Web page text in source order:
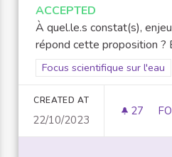
ACCEPTED
À quel.le.s constat(s),
répond cette proposition ?
Filter results for scope:
Focus scientifique sur l'eau
CREATED AT
22/10/2023
27 27